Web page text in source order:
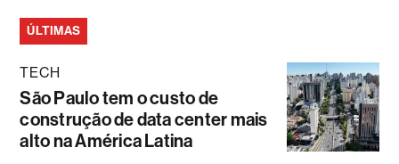
ÚLTIMAS
TECH
São Paulo tem o custo de
construção de data center mais
alto na América Latina